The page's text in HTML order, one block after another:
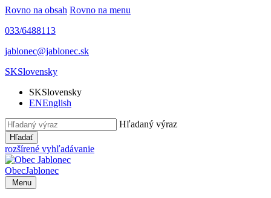
Rovno na obsah Rovno na menu
033/6488113
jablonec@jablonec.sk
SKSlovensky
SKSlovensky
ENEnglish
Hľadaný výraz
Hľadať
rozšírené vyhľadávanie
ObecJablonec
Menu